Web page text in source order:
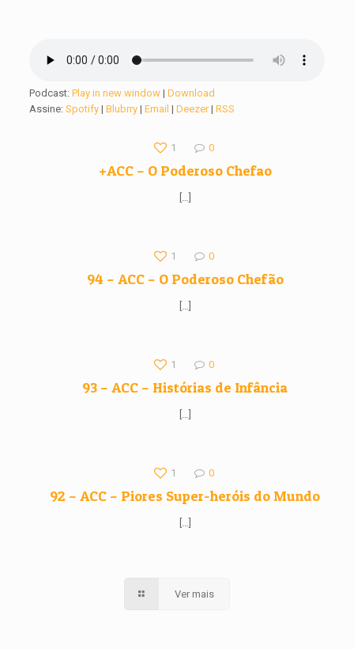
Podcast:Play in new window |Download
Assine:Spotify |Blubrry |Email |Deezer|RSS
1 0
+ACC – O Poderoso Chefao
[…]
1 0
94 – ACC – O Poderoso Chefão
[…]
1 0
93 – ACC – Histórias de Infância
[…]
1 0
92 – ACC – Piores Super-heróis do Mundo
[…]
Ver mais